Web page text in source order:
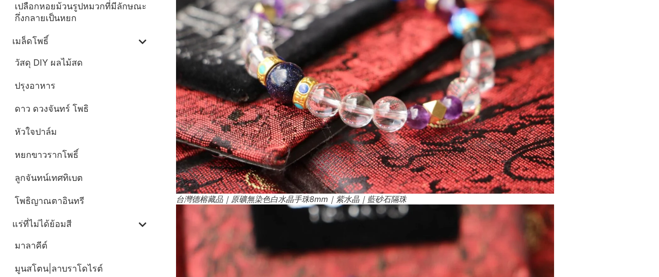
เปลือกหอยม้วนรูปหมวกที่มีลักษณะ
กึ่งกลายเป็นหยก
เมล็ดโพธิ์
วัสดุ DIY ผลไม้สด
ปรุงอาหาร
ดาว ดวงจันทร์ โพธิ
หัวใจปาล์ม
หยกขาวรากโพธิ์
ลูกจันทน์เทศทิเบต
โพธิญาณตาอินทรี
แร่ที่ไม่ได้ย้อมสี
มาลาคีต์
มูนสโตน|ลาบราโดไรต์
台灣德榕藏品｜原礦無染色白水晶手珠8mm｜紫水晶｜藍砂石隔珠